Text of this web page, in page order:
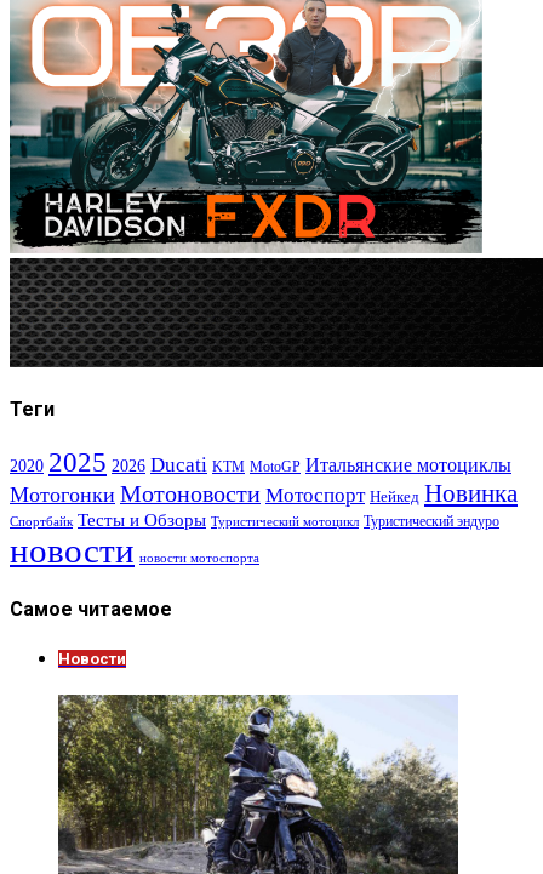
Теги
2020 2025 2026 Ducati KTM MotoGP Итальянские мотоциклы
Мотогонки Мотоновости Мотоспорт Нейкед Новинка
Спортбайк Тесты и Обзоры Туристический мотоцикл Туристический эндуро
новости новости мотоспорта
Самое читаемое
Новости